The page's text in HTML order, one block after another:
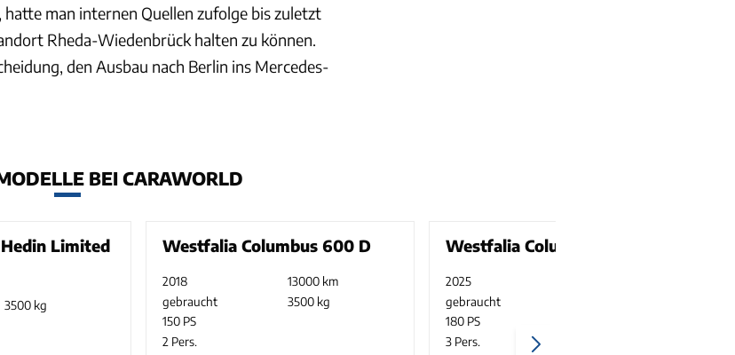
man internen Quellen zufolge bis zuletzt
Rheda-Wiedenbrück halten zu können.
den Ausbau nach Berlin ins Mercedes-
BEI CARAWORLD
Limited
3500 kg
Westfalia Columbus 600 D
2018
13000 km
gebraucht
3500 kg
150 PS
2 Pers.
Westfalia Columbus 601 D
2025
gebraucht
180 PS
3 Pers.